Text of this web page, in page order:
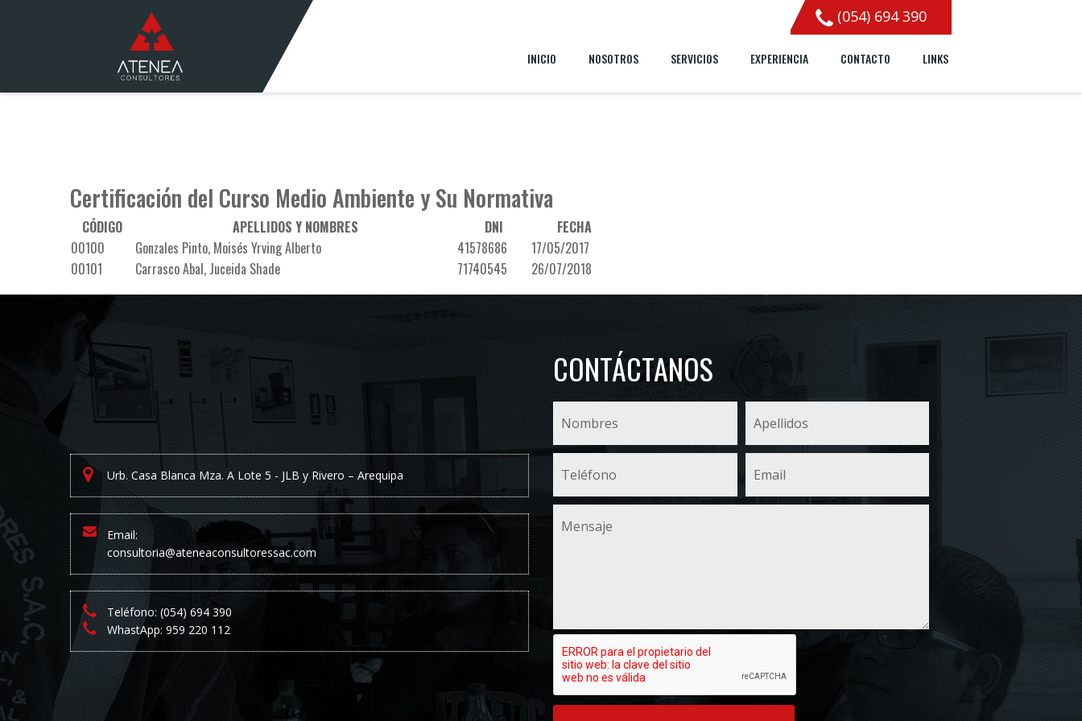
: include_once(/home/u012atenea/public_html/wp-content/plugins/wp-super-cache/wp-cache-phase1.php): Failed to open stream: No such file or directory in
/home/zsqqkpz/ateneaconsultores.com.pe/wp-content/advanced-
: include_once(): Failed opening '/home/u012atenea/public_html/wp-content/plugins/wp-super-cache/wp-cache-phase1.php' for inclusion (include_path='.:/usr/local/php8.2/lib/php') in
/home/zsqqkpz/ateneaconsultores.com.pe/wp-
content/advanced-cache.phpon line
INICIO NOSOTROS SERVICIOS EXPERIENCIA CONTACTO LINKS
(054) 694 390
Certificación del Curso Medio Ambiente y Su Normativa
CÓDIGO APELLIDOS Y NOMBRES DNI
FECHA
00100
Gonzales Pinto, Moisés Yrving Alberto 41578686
17/05/2017
00101
Carrasco Abal, Juceida Shade 71740545 26/07/2018
Urb. Casa Blanca Mza. A Lote 5 - JLB y Rivero – Arequipa
Email:
consultoria@ateneaconsultoressac.com
Teléfono: (054) 694 390
WhastApp: 959 220 112
CONTÁCTANOS